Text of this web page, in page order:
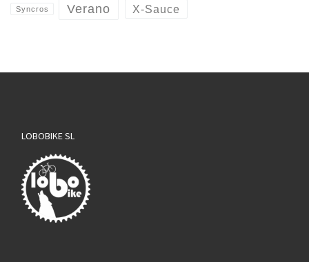
Syncros Verano X-Sauce
LOBOBIKE SL